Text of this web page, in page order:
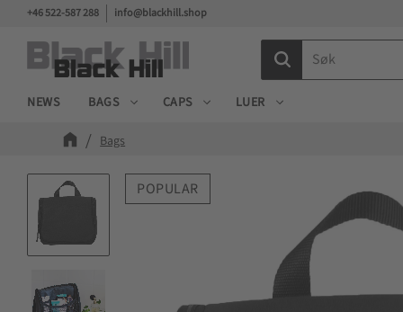
+46 522-587 288 info@blackhill.shop
NEWS BAGS CAPS LUER
Bags
POPULAR